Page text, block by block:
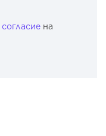
согласие на